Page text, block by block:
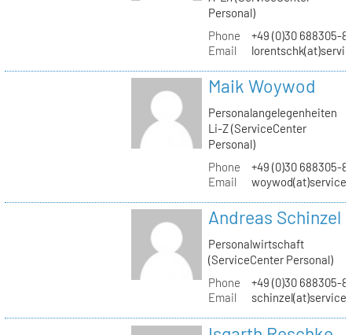
Personal)
Phone
+49 (0)30 688305-
Email
Maik Woywod
Personalangelegenheiten
Li-Z (ServiceCenter
Personal)
Phone
+49 (0)30 688305-
Email
Andreas Schinzel
Personalwirtschaft
(ServiceCenter Personal)
Phone
+49 (0)30 688305-
Email